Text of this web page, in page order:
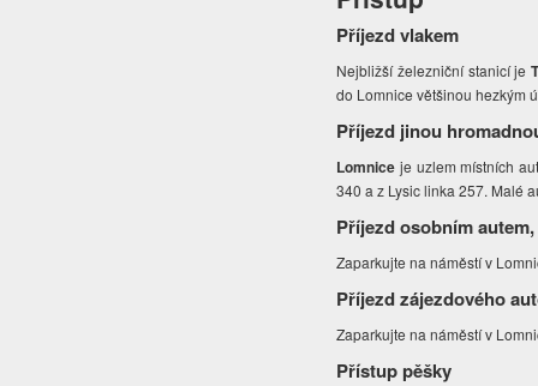
Příjezd vlakem
Nejbližší železniční stanicí je
do Lomnice většinou hezkým
Příjezd jinou
Lomnice je uzlem místních
340 a z Lysic linka 257. Malé
Příjezd osobním
Zaparkujte na náměstí v
Příjezd zájezdového
Zaparkujte na náměstí v
Přístup pěšky